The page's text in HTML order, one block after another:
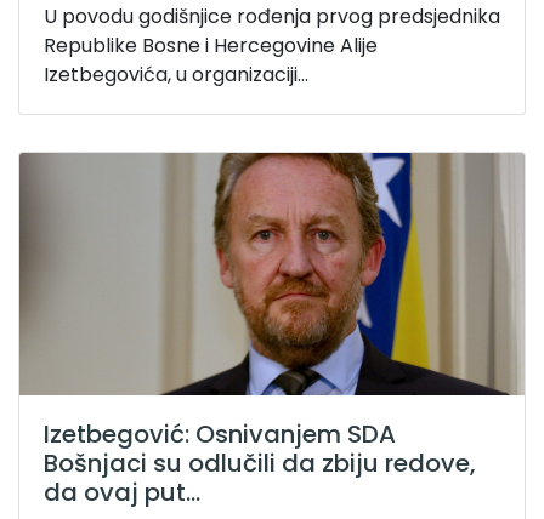
U povodu godišnjice rođenja prvog predsjednika
Republike Bosne i Hercegovine Alije
Izetbegovića, u organizaciji...
Izetbegović: Osnivanjem SDA
Bošnjaci su odlučili da zbiju redove,
da ovaj put...